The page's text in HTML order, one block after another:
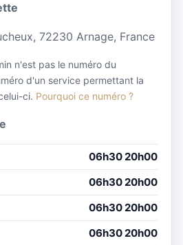
72230 Arnage, France
n'est pas le numéro du
d'un service permettant la
ci. Pourquoi ce numéro ?
06h30 20h00
06h30 20h00
06h30 20h00
06h30 20h00